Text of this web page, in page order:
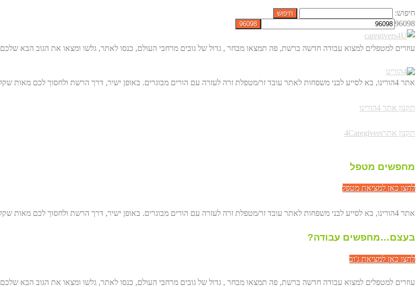
חיפוש:
96098
עוזרים למטפלים למצוא עבודה חדשה ברשת, פה תמצאו מבחר , גדול של גובים מרחבי העולם, כנסו לאתר, גלשו ומצאו את הגוב הבא שלכם
אתר 4הורינו, בא לסייע לבני משפחות לאתר עובד זר/מטפלת זרה לעזרה עם הורים מבוגרים. באופן ישיר, דרך הרשת ולחסוך לכם מאות שקלים.
תקנון אתר 4הורינו
תקנון אתר4Caregivers
מחפשים מטפל
לחצו כאן למציאת מטפל
אתר 4הורינו, בא לסייע לבני משפחות לאתר עובד זר/מטפלת זרה לעזרה עם הורים מבוגרים. באופן ישיר, דרך הרשת ולחסוך לכם מאות שקלים.
בעצם…מחפשים עבודה?
לחצו כאן למציאת ג'וב
עוזרים למטפלים למצוא עבודה חדשה ברשת, פה תמצאו מבחר , גדול של גובים מרחבי העולם, כנסו לאתר, גלשו ומצאו את הגוב הבא שלכם